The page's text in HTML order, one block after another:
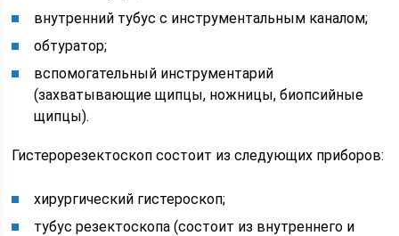
внутренний тубус с инструментальным каналом;
обтуратор;
вспомогательный инструментарий
(захватывающие щипцы, ножницы, биопсийные
щипцы).
Гистерорезектоскоп состоит из следующих приборов:
хирургический гистероскоп;
тубус резектоскопа (состоит из внутреннего и